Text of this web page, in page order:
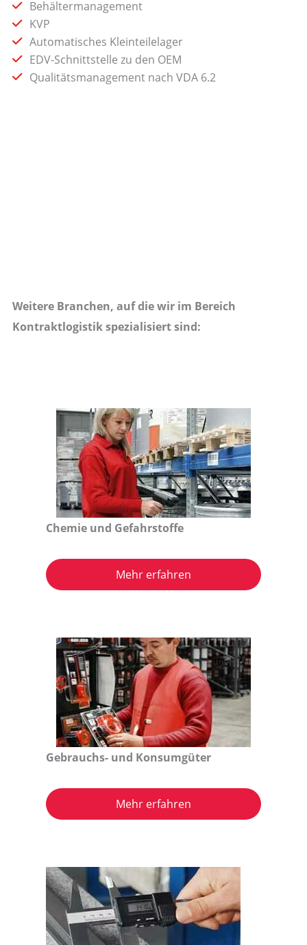
Behältermanagement
KVP
Automatisches Kleinteilelager
EDV-Schnittstelle zu den OEM
Qualitätsmanagement nach VDA 6.2
Weitere Branchen, auf die wir im Bereich
Kontraktlogistik spezialisiert sind:
Chemie und Gefahrstoffe
Mehr erfahren
Gebrauchs- und Konsumgüter
Mehr erfahren